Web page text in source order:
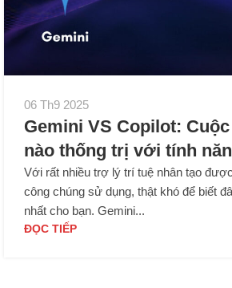
06 Th9 2025
Gemini VS Copilot:
nào thống trị với tính
Với rất nhiều trợ lý trí tuệ nhân tạo
công chúng sử dụng, thật khó để biết
nhất cho bạn. Gemini...
ĐỌC TIẾP